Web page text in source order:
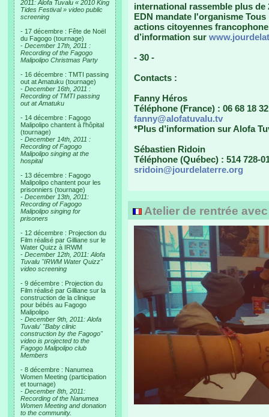
2011: Alofa Tuvalu « 2010 King
Tides Festival » video public
screening
- 17 décembre : Fête de Noël
du Fagogo (tournage)
- December 17th, 2011 :
Recording of the Fagogo
Malipolipo Christmas Party
- 16 décembre : TMTI passing
out at Amatuku (tournage)
- December 16th, 2011 :
Recording of TMTI passing
out at Amatuku
- 14 décembre : Fagogo
Malipolipo chantent à l'hôpital
(tournage)
- December 14th, 2011 :
Recording of Fagogo
Malipolipo singing at the
hospital
- 13 décembre : Fagogo
Malipolipo chantent pour les
prisonniers (tournage)
- December 13th, 2011:
Recording of Fagogo
Malipolipo singing for
prisoners
- 12 décembre : Projection du
Film réalisé par Gilliane sur le
Water Quizz à IRWM
- December 12th, 2011: Alofa
Tuvalu "IRWM Water Quizz"
video screening
- 9 décembre : Projection du
Film réalisé par Gilliane sur la
construction de la clinique
pour bébés au Fagogo
Malipolipo
- December 9th, 2011: Alofa
Tuvalu' "Baby clinic
construction by the Fagogo"
video is projected to the
Fagogo Malipolipo club
Members
- 8 décembre : Nanumea
Women Meeting (participation
et tournage)
- December 8th, 2011:
Recording of the Nanumea
Women Meeting and donation
to the community.
international rassemble plus de
EDN mandate l'organisme
actions citoyennes
d’information sur
- 30 -
Contacts :
Fanny Héros
Téléphone (France) : 06 68 18
fanny@alofatuvalu.tv
*Plus d’information sur Alofa
Sébastien Ridoin
Téléphone (Québec) : 514 728-
sridoin@jourdelaterre.org
Atelier de rentrée